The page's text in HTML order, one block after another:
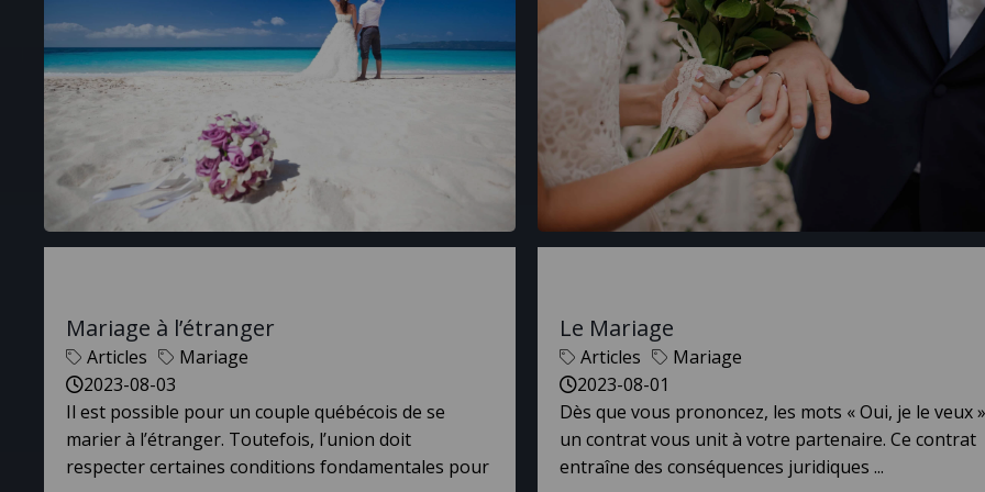
Mariage à l’étranger
Articles
Mariage
2023-08-03
Il est possible pour un couple québécois de se
marier à l’étranger. Toutefois, l’union doit
respecter certaines conditions fondamentales pour
Le Mariage
Articles
Mariage
2023-08-01
Dès que vous prononcez, les mots « Oui, je le veux
un contrat vous unit à votre partenaire. Ce contrat
entraîne des conséquences juridiques ...